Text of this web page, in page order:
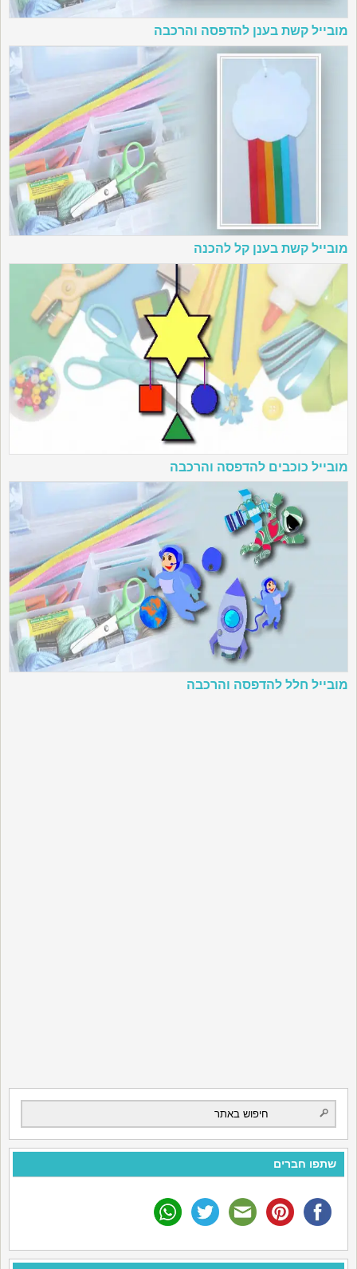
מובייל קשת בענן להדפסה והרכבה
מובייל קשת בענן קל להכנה
מובייל כוכבים להדפסה והרכבה
מובייל חלל להדפסה והרכבה
שתפו חברים